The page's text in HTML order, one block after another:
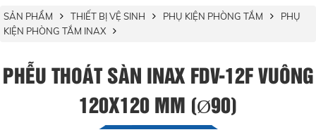
SẢN PHẨM THIẾT BỊ VỆ SINH PHỤ KIỆN PHÒNG TẮM
PHỤ
KIỆN PHÒNG TẮM INAX
PHỄU THOÁT SÀN INAX FDV-12F VUÔNG
120X120 MM (Ø90)